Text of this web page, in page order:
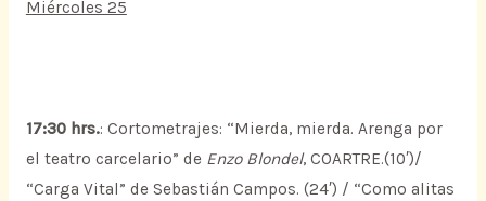
Miércoles 25
17:30 hrs.: Cortometrajes: “Mierda, mierda. Arenga por
el teatro carcelario” de Enzo Blondel, COARTRE.(10′)/
“Carga Vital” de Sebastián Campos. (24′) / “Como alitas